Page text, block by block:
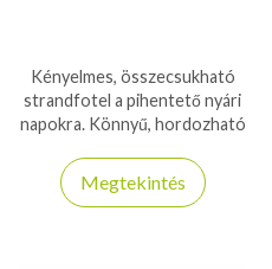
Kényelmes, összecsukható
strandfotel a pihentető nyári
napokra. Könnyű, hordozható
kempinghez vagy kertbe.
Megtekintés